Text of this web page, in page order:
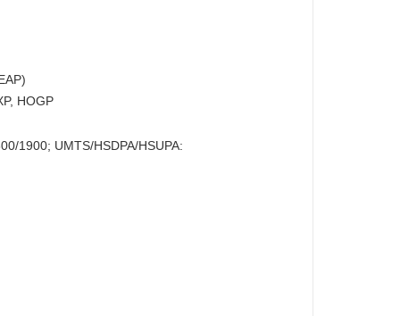
HOGP
1900; UMTS/HSDPA/HSUPA: